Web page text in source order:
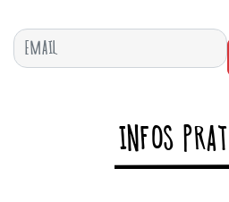
INFOS